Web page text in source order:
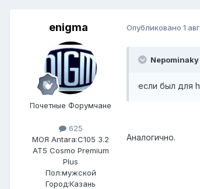
enigma
Почетные Форумчане
625
МОЯ Antara:C105 3.2
AT5 Cosmo Premium
Plus
Пол:мужской
Город:Казань
Опубликовано 1
Nepominaky
если был для
Аналогично.